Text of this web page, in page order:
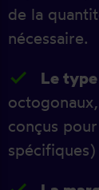
de la
nécessaire.
Le
conçus